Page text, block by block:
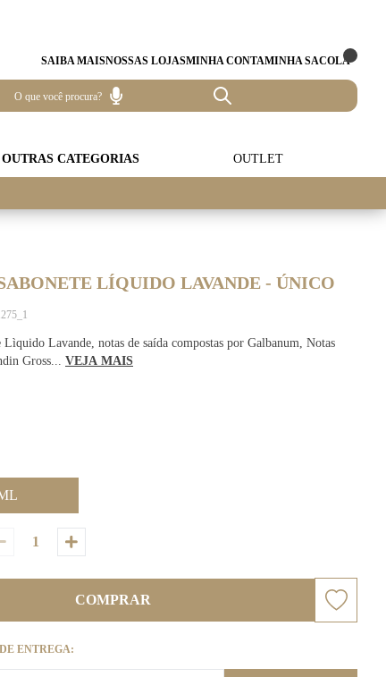
SAIBA MAISNOSSAS LOJASMINHA CONTAMINHA SACOLA
OUTRAS CATEGORIAS OUTLET
LÍQUIDO LAVANDE - ÚNICO
Lavande, notas de saída compostas por Galbanum, Notas
Gross... VEJA MAIS
COMPRAR
ENTREGA: